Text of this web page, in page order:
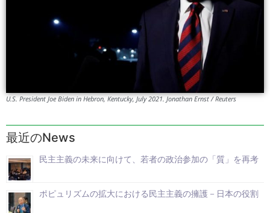
U.S. President Joe Biden in Hebron, Kentucky, July 2021. Jonathan Ernst / Reuters
最近のNews
民主主義の未来に向けて、若者の政治参加の「質」を再考
ポピュリズムの拡大における民主主義の擁護－日本の役割